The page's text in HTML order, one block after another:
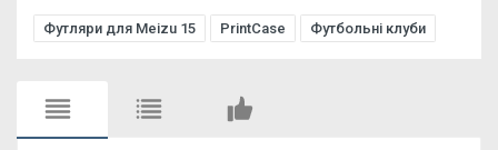
Футляри для Meizu 15 PrintCase Футбольні клуби